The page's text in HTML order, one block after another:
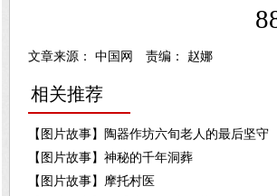
文章来源： 中国网 责编： 赵娜
相关推荐
【图片故事】陶器作坊六旬老人的最后坚守
【图片故事】神秘的千年洞葬
【图片故事】摩托村医